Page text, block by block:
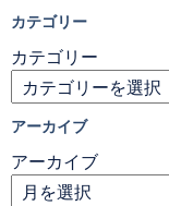
カテゴリー
カテゴリー
アーカイブ
アーカイブ